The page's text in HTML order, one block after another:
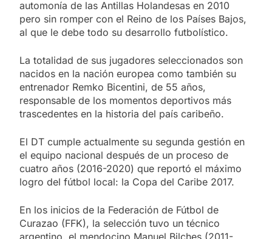
automonía de las Antillas Holandesas en 2010
pero sin romper con el Reino de los Países Bajos,
al que le debe todo su desarrollo futbolístico.
La totalidad de sus jugadores seleccionados son
nacidos en la nación europea como también su
entrenador Remko Bicentini, de 55 años,
responsable de los momentos deportivos más
trascedentes en la historia del país caribeño.
El DT cumple actualmente su segunda gestión en
el equipo nacional después de un proceso de
cuatro años (2016-2020) que reportó el máximo
logro del fútbol local: la Copa del Caribe 2017.
En los inicios de la Federación de Fútbol de
Curazao (FFK), la selección tuvo un técnico
argentino, el mendocino Manuel Bilches (2011-